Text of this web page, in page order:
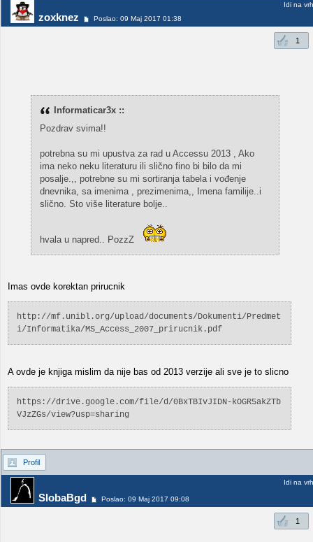
zoxknez Poslao: 09 Maj 2017 01:38
Idi na vrh
1
Informaticar3x ::
Pozdrav svima!!
potrebna su mi upustva za rad u Accessu 2013 , Ako
ima neko neku literaturu ili slično fino bi bilo da mi
posalje.,, potrebne su mi sortiranja tabela i vođenje
dnevnika, sa imenima , prezimenima,, Imena familije..i
slično. Sto više literature bolje..
hvala u napred.. PozzZ
Imas ovde korektan prirucnik
http://mf.unibl.org/upload/documents/Dokumenti/Predmet
i/Informatika/MS_Access_2007_prirucnik.pdf
A ovde je knjiga mislim da nije bas od 2013 verzije ali sve je to slicno
https://drive.google.com/file/d/0BxTBIvJIDN-kOGR5akZTb
VJzZGs/view?usp=sharing
Profil
SlobaBgd Poslao: 09 Maj 2017 09:08
Idi na vrh
1